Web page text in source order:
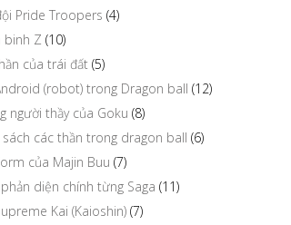
Pride Troopers (4)
binh Z (10)
của trái đất (5)
(robot) trong Dragon ball (12)
người thầy của Goku (8)
sách các thần trong dragon ball (6)
của Majin Buu (7)
diện chính từng Saga (11)
Kai (Kaioshin) (7)